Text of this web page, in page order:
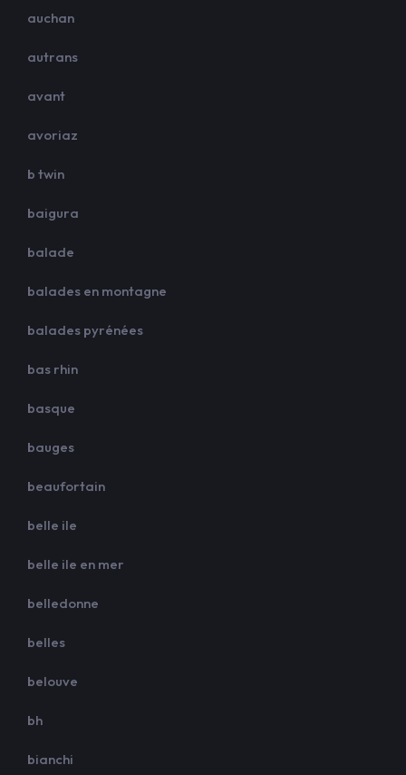
auchan
autrans
avant
avoriaz
b twin
baigura
balade
balades en montagne
balades pyrénées
bas rhin
basque
bauges
beaufortain
belle ile
belle ile en mer
belledonne
belles
belouve
bh
bianchi